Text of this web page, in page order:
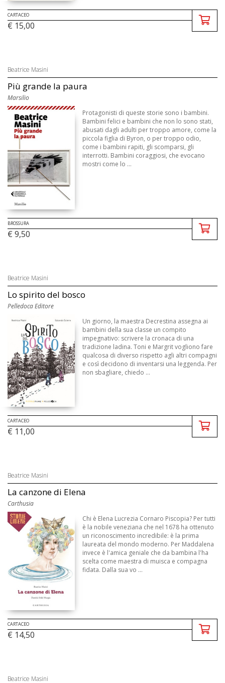
CARTACEO
€ 15,00
Beatrice Masini
Più grande la paura
Marsilio
Protagonisti di queste storie sono i bambini.
Bambini felici e bambini che non lo sono stati,
abusati dagli adulti per troppo amore, come la
piccola figlia di Byron, o per troppo odio,
come i bambini rapiti, gli scomparsi, gli
interrotti. Bambini coraggiosi, che evocano
mostri come lo ...
BROSSURA
€ 9,50
Beatrice Masini
Lo spirito del bosco
Pelledoca Editore
Un giorno, la maestra Decrestina assegna ai
bambini della sua classe un compito
impegnativo: scrivere la cronaca di una
tradizione ladina. Toni e Margrit vogliono fare
qualcosa di diverso rispetto agli altri compagni
e così decidono di inventarsi una leggenda. Per
non sbagliare, chiedo ...
CARTACEO
€ 11,00
Beatrice Masini
La canzone di Elena
Carthusia
Chi è Elena Lucrezia Cornaro Piscopia? Per tutti
è la nobile veneziana che nel 1678 ha ottenuto
un riconoscimento incredibile: è la prima
laureata del mondo moderno. Per Maddalena
invece è l'amica geniale che da bambina l'ha
scelta come maestra di muisca e compagna
fidata. Dalla sua vo ...
CARTACEO
€ 14,50
Beatrice Masini